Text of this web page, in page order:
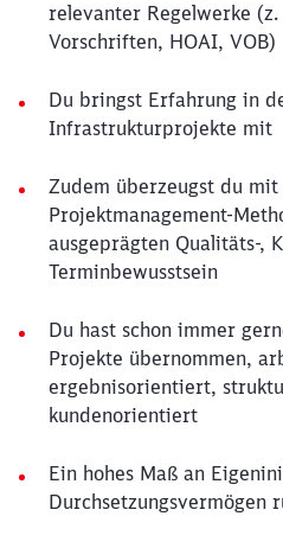
relevanter Regelwerke
Vorschriften, HOAI, VOB)
Du bringst Erfahrung in
Infrastrukturprojekte mit
Zudem überzeugst du
Projektmanagement-
ausgeprägten Qualitäts-,
Terminbewusstsein
Du hast schon immer
Projekte übernommen,
ergebnisorientiert,
kundenorientiert
Ein hohes Maß an
Durchsetzungsvermögen